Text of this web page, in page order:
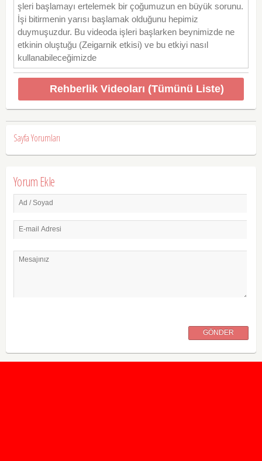
şleri başlamayı ertelemek bir çoğumuzun en büyük sorunu.
İşi bitirmenin yarısı başlamak olduğunu hepimiz
duymuşuzdur. Bu videoda işleri başlarken beynimizde ne
etkinin oluştuğu (Zeigarnik etkisi) ve bu etkiyi nasıl
kullanabileceğimizde
Rehberlik Videoları (Tümünü Liste)
Sayfa Yorumları
Yorum Ekle
Ad / Soyad
E-mail Adresi
Mesajınız
GÖNDER